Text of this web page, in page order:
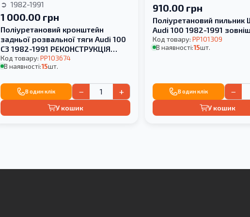
1982-1991
1 000.00 грн
Поліуретановий кронштейн
задньої розвальної тяги Audi 100
С3 1982-1991 РЕКОНСТРУКЦІЯ
ВАШОЇ
Код товару: PP103674
В наявності:15шт.
В один клік − +
У кошик
910.00 грн
Поліуретановий пильник
Audi 100 1982-1991
Код товару:PP101309
В наявності:15шт.
В один клік −
У кошик